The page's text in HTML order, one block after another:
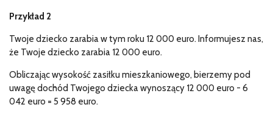
Przykład 2
Twoje dziecko zarabia w tym roku 12 000 euro. Informujesz nas,
że Twoje dziecko zarabia 12 000 euro.
Obliczając wysokość zasiłku mieszkaniowego, bierzemy pod
uwagę dochód Twojego dziecka wynoszący 12 000 euro - 6
042 euro = 5 958 euro.